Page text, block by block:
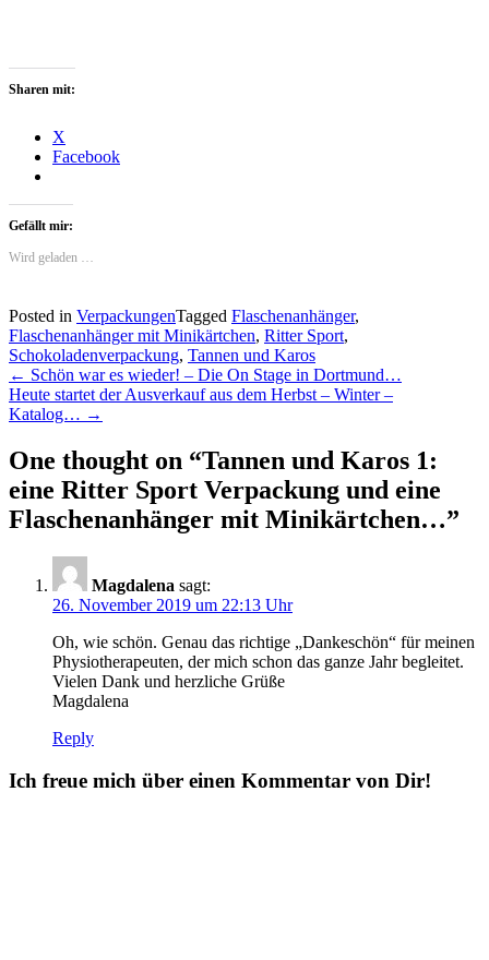
Sharen mit:
X
Facebook
Gefällt mir:
Wird geladen …
Posted in VerpackungenTagged Flaschenanhänger,
Flaschenanhänger mit Minikärtchen, Ritter Sport,
Schokoladenverpackung, Tannen und Karos
Post
navigation
← Schön war es wieder! – Die On Stage in Dortmund…
Heute startet der Ausverkauf aus dem Herbst – Winter –
Katalog… →
One thought on “Tannen und Karos 1:
eine Ritter Sport Verpackung und eine
Flaschenanhänger mit Minikärtchen…”
Magdalena sagt:
26. November 2019 um 22:13 Uhr
Oh, wie schön. Genau das richtige „Dankeschön“ für meinen
Physiotherapeuten, der mich schon das ganze Jahr begleitet.
Vielen Dank und herzliche Grüße
Magdalena
Reply
Ich freue mich über einen Kommentar von Dir!